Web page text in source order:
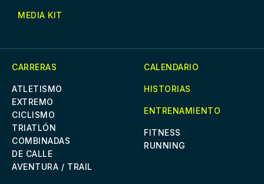
MEDIA KIT
CARRERAS
ATLETISMO
EXTREMO
CICLISMO
TRIATLÓN
COMBINADAS
DE CALLE
AVENTURA / TRAIL
CALENDARIO
HISTORIAS
ENTRENAMIENTO
FITNESS
RUNNING